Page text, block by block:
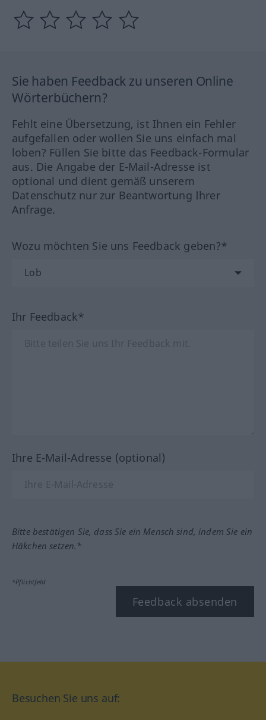
Sie haben Feedback zu unseren Online
Wörterbüchern?
Fehlt eine Übersetzung, ist Ihnen ein Fehler
aufgefallen oder wollen Sie uns einfach mal
loben? Füllen Sie bitte das Feedback-Formular
aus. Die Angabe der E-Mail-Adresse ist
optional und dient gemäß unserem
Datenschutz nur zur Beantwortung Ihrer
Anfrage.
Wozu möchten Sie uns Feedback geben?*
Ihr Feedback*
Ihre E-Mail-Adresse (optional)
Bitte bestätigen Sie, dass Sie ein Mensch sind, indem Sie ein
Häkchen setzen.*
*Pflichtfeld
Feedback absenden
Besuchen Sie uns auf: